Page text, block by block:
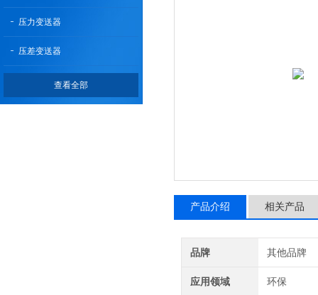
压力变送器
压差变送器
查看全部
产品介绍 相关产品
品牌 其他品牌
应用领域 环保